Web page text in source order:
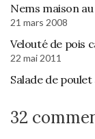
Nems maison
21 mars 2008
Velouté de pois
22 mai 2011
Salade de
32